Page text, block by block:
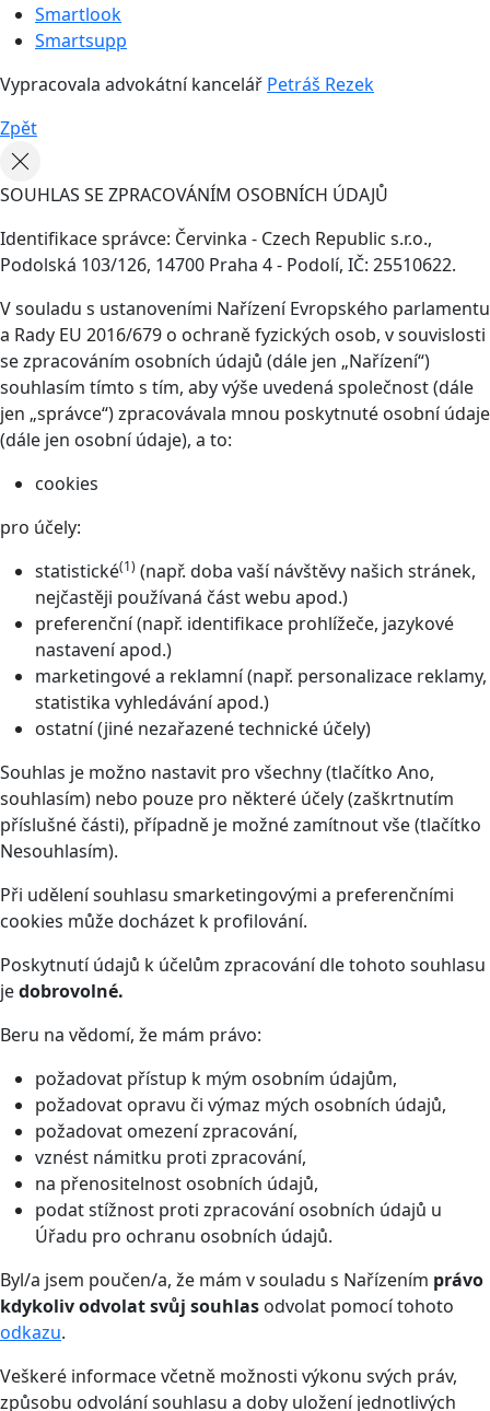
Smartlook
Smartsupp
Vypracovala advokátní kancelář Petráš Rezek
Zpět
SOUHLAS SE ZPRACOVÁNÍM OSOBNÍCH ÚDAJŮ
Identifikace správce: Červinka - Czech Republic s.r.o.,
Podolská 103/126, 14700 Praha 4 - Podolí, IČ: 25510622.
V souladu s ustanoveními Nařízení Evropského parlamentu
a Rady EU 2016/679 o ochraně fyzických osob, v souvislosti
se zpracováním osobních údajů (dále jen „Nařízení“)
souhlasím tímto s tím, aby výše uvedená společnost (dále
jen „správce“) zpracovávala mnou poskytnuté osobní údaje
(dále jen osobní údaje), a to:
cookies
pro účely:
statistické(1) (např. doba vaší návštěvy našich stránek,
nejčastěji používaná část webu apod.)
preferenční (např. identifikace prohlížeče, jazykové
nastavení apod.)
marketingové a reklamní (např. personalizace reklamy,
statistika vyhledávání apod.)
ostatní (jiné nezařazené technické účely)
Souhlas je možno nastavit pro všechny (tlačítko Ano,
souhlasím) nebo pouze pro některé účely (zaškrtnutím
příslušné části), případně je možné zamítnout vše (tlačítko
Nesouhlasím).
Při udělení souhlasu smarketingovými a preferenčními
cookies může docházet k profilování.
Poskytnutí údajů k účelům zpracování dle tohoto souhlasu
jedobrovolné.
Beru na vědomí, že mám právo:
požadovat přístup k mým osobním údajům,
požadovat opravu či výmaz mých osobních údajů,
požadovat omezení zpracování,
vznést námitku proti zpracování,
na přenositelnost osobních údajů,
podat stížnost proti zpracování osobních údajů u
Úřadu pro ochranu osobních údajů.
Byl/a jsem poučen/a, že mám v souladu s Nařízením právo
kdykoliv odvolat svůj souhlas odvolat pomocí tohoto
odkazu.
Veškeré informace včetně možnosti výkonu svých práv,
způsobu odvolání souhlasu a doby uložení jednotlivých